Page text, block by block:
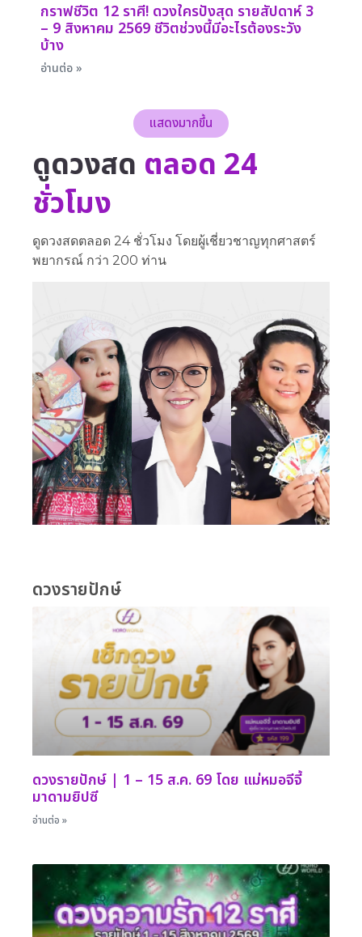
กราฟชีวิต 12 ราศี! ดวงใครปังสุด รายสัปดาห์ 3
– 9 สิงหาคม 2569 ชีวิตช่วงนี้มีอะไรต้องระวัง
บ้าง
อ่านต่อ »
แสดงมากขึ้น
ดูดวงสด ตลอด 24
ชั่วโมง
ดูดวงสดตลอด 24 ชั่วโมง โดยผู้เชี่ยวชาญทุกศาสตร์
พยากรณ์ กว่า 200 ท่าน
รหัส 214
ดวงรายปักษ์
ดวงรายปักษ์ | 1 – 15 ส.ค. 69 โดย แม่หมอจีจี้
มาดามยิปซี
อ่านต่อ »